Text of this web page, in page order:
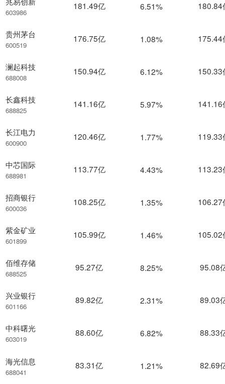
603986
贵州茅台
600519
澜起科技
688008
长鑫科技
688825
长江电力
600900
中芯国际
688981
招商银行
600036
紫金矿业
601899
佰维存储
688525
兴业银行
601166
中科曙光
603019
海光信息
688041
181.49亿 6.51% 180.84
176.75亿 1.08% 175.44
150.94亿 6.12% 150.33
141.16亿 5.97% 141.16
120.46亿 1.77% 119.33
113.77亿 4.43% 113.23
108.25亿 1.35% 106.27
105.99亿 1.46% 105.02
95.27亿 8.25% 95.08
89.82亿 2.31% 89.03
88.60亿 6.82% 88.33
83.31亿 1.21% 82.69